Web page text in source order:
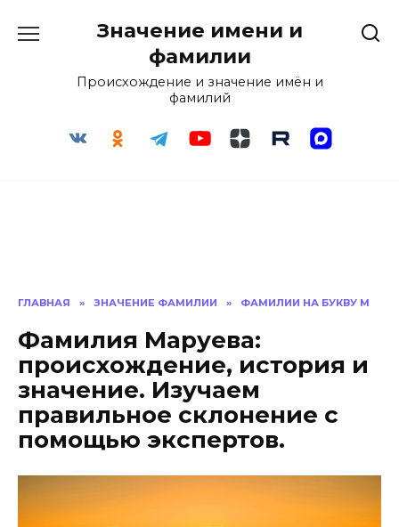
Значение имени и
фамилии
Происхождение и значение имён и
фамилий
ГЛАВНАЯ » ЗНАЧЕНИЕ ФАМИЛИИ » ФАМИЛИИ НА БУКВУ М
Фамилия Маруева:
происхождение, история и
значение. Изучаем
правильное склонение с
помощью экспертов.